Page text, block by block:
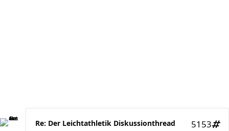
Re: Der Leichtathletik Diskussionthread 5153